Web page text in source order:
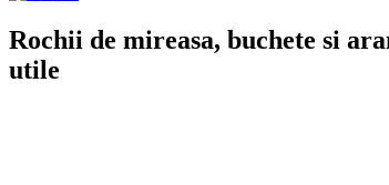
Rochii de mireasa, buchete si
utile